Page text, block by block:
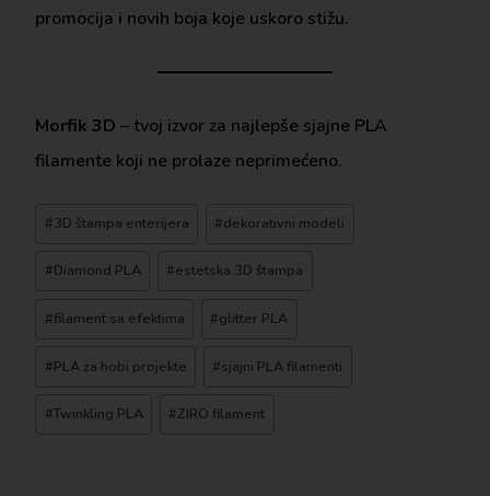
promocija i novih boja koje uskoro stižu.
Morfik 3D – tvoj izvor za najlepše sjajne PLA
filamente koji ne prolaze neprimećeno.
#3D štampa enterijera #dekorativni modeli
#Diamond PLA #estetska 3D štampa
#filament sa efektima #glitter PLA
#PLA za hobi projekte #sjajni PLA filamenti
#Twinkling PLA #ZIRO filament